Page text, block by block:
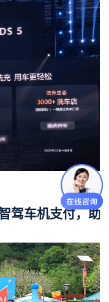
驾车机支付，助